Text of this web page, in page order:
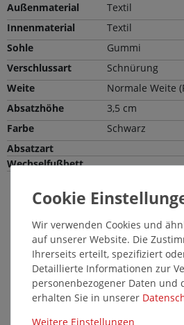
Außenmaterial
Textil
Innenmaterial
Textil
Sohle
Gummi
Verschlussart
Schnürung
Weite
Normale Weite
Absatzhöhe
3,5 cm
Farbe
Schwarz
Absatzart
Wechselfußbett
Passende Pflegemittel und
6062
Wir verwenden Cookies und
auf unserer Website. Die
Ihrerseits erteilt, spezifiziert
Detaillierte Informationen zur
personenbezogener Daten und
erhalten Sie in unserer
Weitere Einstellungen